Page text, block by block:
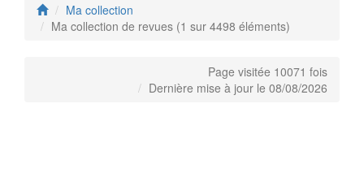
Ma collection
Ma collection de revues (1 sur 4498 éléments)
Page visitée 10071 fois
Dernière mise à jour le 08/08/2026